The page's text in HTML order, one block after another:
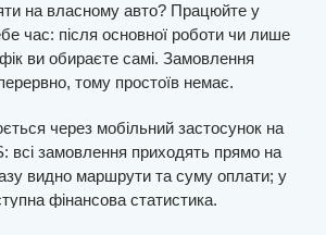
на власному авто? Працюйте у
час: після основної роботи чи лише
ви обираєте самі. Замовлення
тому простоїв немає.
через мобільний застосунок на
всі замовлення приходять прямо на
видно маршрути та суму оплати; у
фінансова статистика.